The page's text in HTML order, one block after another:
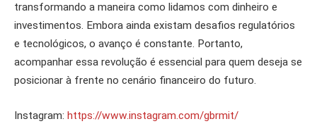
transformando a maneira como lidamos com dinheiro e
investimentos. Embora ainda existam desafios regulatórios
e tecnológicos, o avanço é constante. Portanto,
acompanhar essa revolução é essencial para quem deseja se
posicionar à frente no cenário financeiro do futuro.
Instagram: https://www.instagram.com/gbrmit/